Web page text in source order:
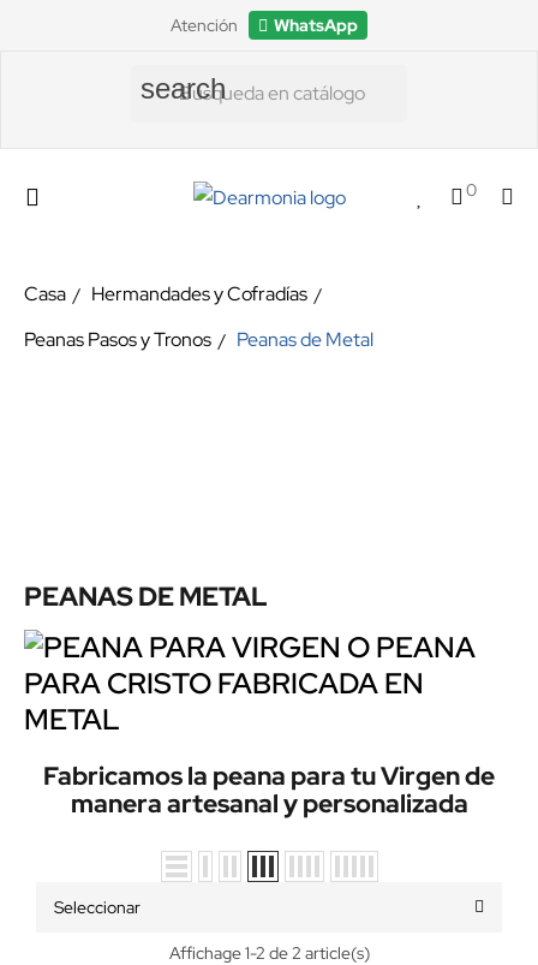
Atención WhatsApp
search
0
Casa
Hermandades y Cofradías
Peanas Pasos y Tronos
Peanas de Metal
PEANAS DE METAL
Fabricamos la peana para tu Virgen de
manera artesanal y personalizada
Seleccionar
Affichage 1-2 de 2 article(s)